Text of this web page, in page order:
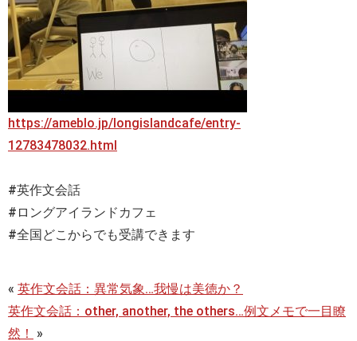
https://ameblo.jp/longislandcafe/entry-
12783478032.html
#英作文会話
#ロングアイランドカフェ
#全国どこからでも受講できます
« 英作文会話：異常気象…我慢は美徳か？
英作文会話：other, another, the others…例文メモで一目瞭
然！
»